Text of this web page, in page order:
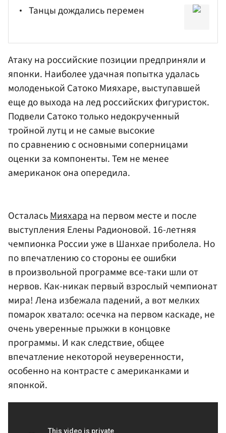
Танцы дождались перемен
Атаку на российские позиции предприняли и
японки. Наиболее удачная попытка удалась
молоденькой Сатоко Мияхаре, выступавшей
еще до выхода на лед российских фигуристок.
Подвели Сатоко только недокрученный
тройной лутц и не самые высокие
по сравнению с основными соперницами
оценки за компоненты. Тем не менее
американок она опередила.
ОсталасьМияхарана первом месте и после
выступления Елены Радионовой. 16-летняя
чемпионка России уже в Шанхае приболела. Но
по впечатлению со стороны ее ошибки
в произвольной программе все-таки шли от
нервов. Как-никак первый взрослый чемпионат
мира! Лена избежала падений, а вот мелких
помарок хватало: осечка на первом каскаде, не
очень уверенные прыжки в концовке
программы. И как следствие, общее
впечатление некоторой неуверенности,
особенно на контрасте с американками и
японкой.